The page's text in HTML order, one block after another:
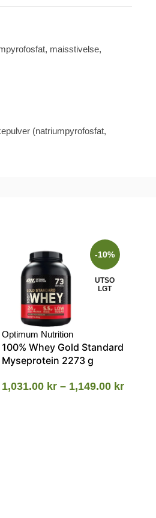
maisstivelse,
(natriumpyrofosfat,
-10%
UTSO
LGT
Optimum Nutrition
100% Whey Gold Standard
Myseprotein 2273 g
1,031.00 kr – 1,149.00 kr